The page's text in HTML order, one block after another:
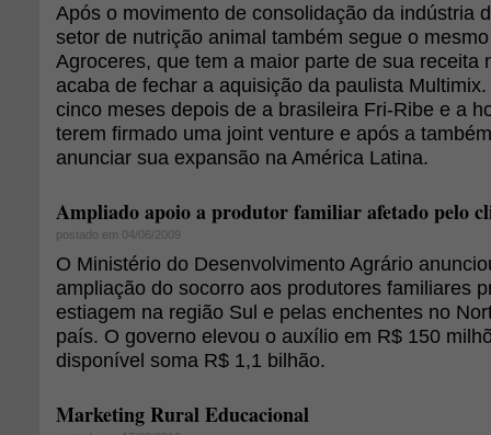
Após o movimento de consolidação da indústria
setor de nutrição animal também segue o
Agroceres, que tem a maior parte de sua receita
acaba de fechar a aquisição da paulista
cinco meses depois de a brasileira Fri-Ribe e a
terem firmado uma joint venture e após a
anunciar sua expansão na América Latina.
Ampliado apoio a produtor familiar afetado pelo
postado em 04/06/2009
O Ministério do Desenvolvimento Agrário
ampliação do socorro aos produtores familiares
estiagem na região Sul e pelas enchentes no
país. O governo elevou o auxílio em R$ 150
disponível soma R$ 1,1 bilhão.
Marketing Rural Educacional